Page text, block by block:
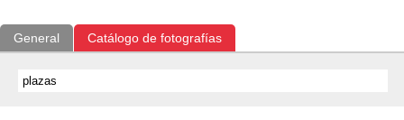
General Catálogo de fotografías